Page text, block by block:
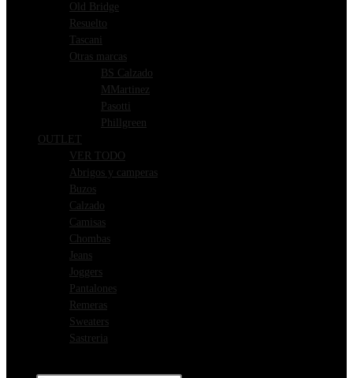
Old Bridge
Resuelto
Tascani
Otras marcas
BS Calzado
MMartinez
Pasotti
Phillgreen
OUTLET
VER TODO
Abrigos y camperas
Buzos
Calzado
Camisas
Chombas
Jeans
Joggers
Pantalones
Remeras
Sweaters
Sastreria